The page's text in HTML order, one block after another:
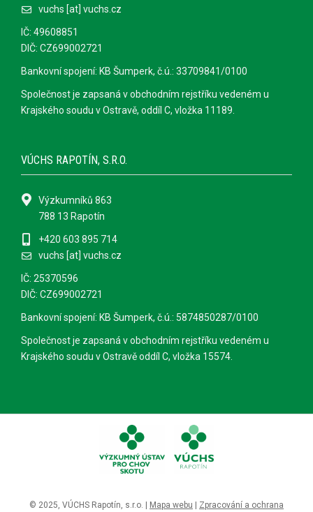
vuchs [at] vuchs.cz
IČ: 49608851
DIČ: CZ699002721
Bankovní spojení: KB Šumperk, č.ú.: 33709841/0100
Společnost je zapsaná v obchodním rejstříku vedeném u
Krajského soudu v Ostravě, oddíl C, vložka 11189.
VÚCHS RAPOTÍN, S.R.O.
Výzkumníků 863
788 13 Rapotín
+420 603 895 714
vuchs [at] vuchs.cz
IČ: 25370596
DIČ: CZ699002721
Bankovní spojení: KB Šumperk, č.ú.: 5874850287/0100
Společnost je zapsaná v obchodním rejstříku vedeném u
Krajského soudu v Ostravě oddíl C, vložka 15574.
© 2025, VÚCHS Rapotín, s.r.o. | Mapa webu Zpracování a ochrana